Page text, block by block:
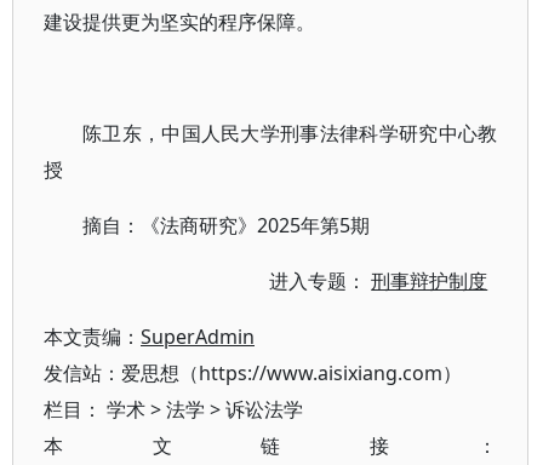
建设提供更为坚实的程序保障。
陈卫东，中国人民大学刑事法律科学研究中心教
授
摘自：《法商研究》2025年第5期
进入专题：刑事辩护制度
本文责编： SuperAdmin
发信站：爱思想（https://www.aisixiang.com）
栏目： 学术>法学 >诉讼法学
本文链接：